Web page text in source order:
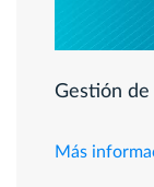
Gestión de
Más